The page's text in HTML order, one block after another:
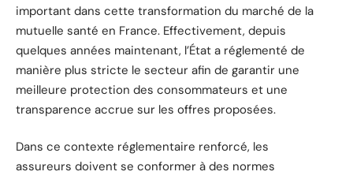
important dans cette transformation du marché de la
mutuelle santé en France. Effectivement, depuis
quelques années maintenant, l’État a réglementé de
manière plus stricte le secteur afin de garantir une
meilleure protection des consommateurs et une
transparence accrue sur les offres proposées.
Dans ce contexte réglementaire renforcé, les
assureurs doivent se conformer à des normes